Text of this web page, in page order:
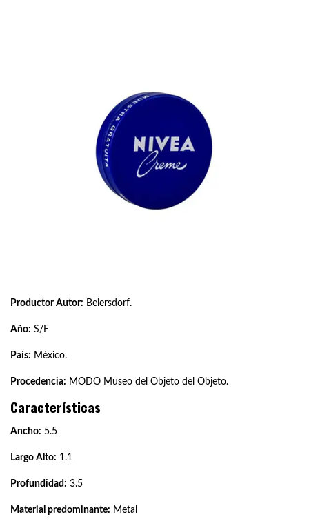
Productor Autor: Beiersdorf.
Año: S/F
País: México.
Procedencia: MODO Museo del Objeto del Objeto.
Características
Ancho: 5.5
Largo Alto: 1.1
Profundidad: 3.5
Material predominante: Metal